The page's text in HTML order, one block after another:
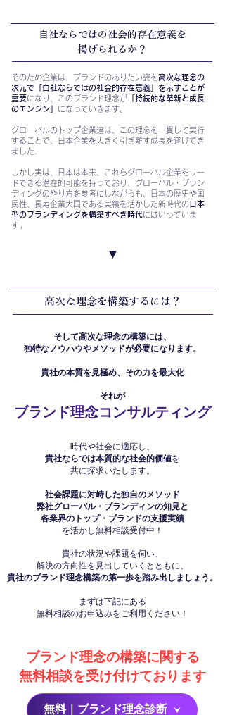
自社ならではの社会的存在意義を
掲げられるか？
そのため企業は、ブランドのありたい姿を高次な理念の
次元で「自社ならではの社会的存在意義」を示すことが
重要になり、このブランド理念が 「持続的な革新と成長
のエンジン」 になっていきます。
​グローバルのトップ企業達は、この理念を一貫して実行
することで、日本企業を大きく引き離す成長を遂げてき
ました.
しかし実は、日本は本来、これらグローバル企業をリー
ドできる潜在的可能を持っており、グローバル・ブラン
ディングのやり方を参考にしながらも、日本の歴史や国
民性、長寿企業大国である実績を活かした新時代の日本
型のブランディングを構築すべき時代にはいっていま
す。
▼
高次な理念を構築するには？
そして高次な理念の構築には、
独特なノウハウやメソッドが必要になります。
​貴社の本質を見極め、その力を最大化
それが
ブランド理念コンサルティング
時代や社会に適応し、
貴社ならでは本質的な社会的価値を
共に探求いたします。
社会課題に対峙した独自のメソッド
弊社グローバル・ブランディンの知見と
各業界のトップ・ブランドの支援実績
を活かし無料相談受付中！
貴社の状況や課題を伺い、
解決の方向性を見出していくとともに、
貴社のブランド理念構築の第一歩を踏み出しましょう。
まずは下記にある
無料相談のお申込みをご利用ください！
ブランド理念の構築に関する
無料相談を受け付けております
無料｜ブランド理念診断